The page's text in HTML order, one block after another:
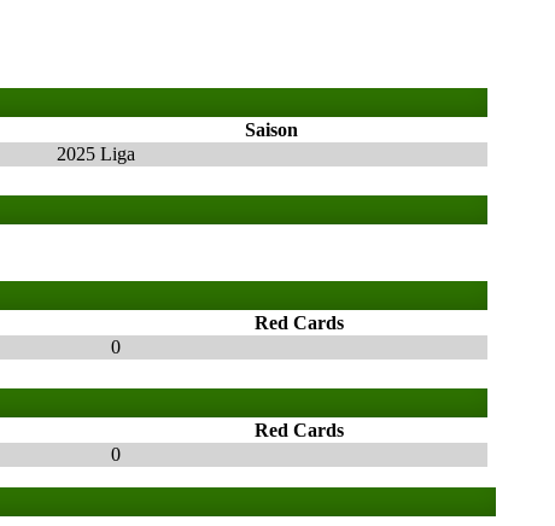
Saison
2025 Liga
Red Cards
0
Red Cards
0